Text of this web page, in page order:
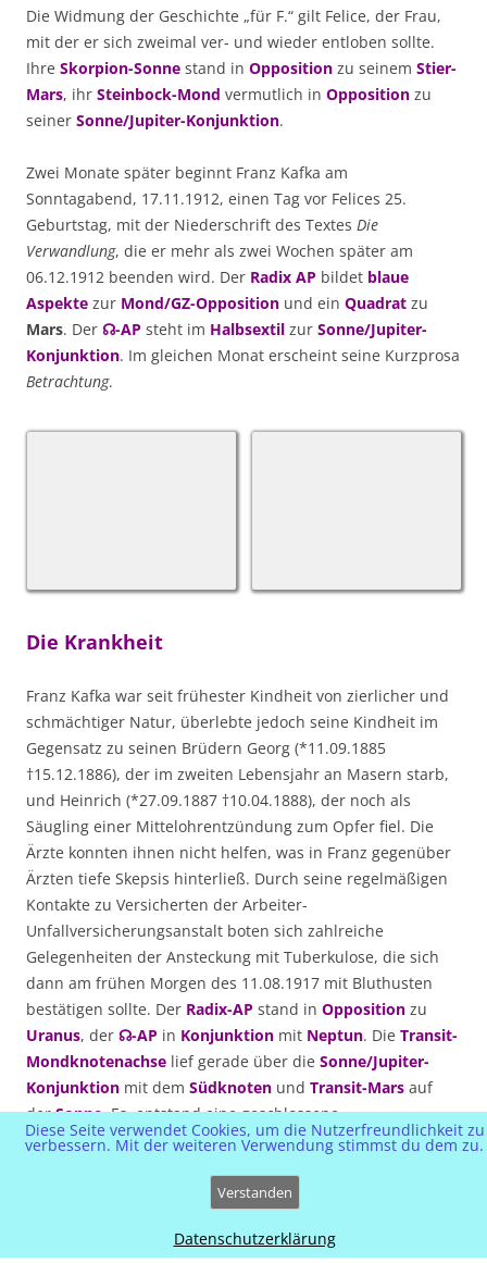
Die Widmung der Geschichte „für F.“ gilt Felice, der Frau,
mit der er sich zweimal ver- und wieder entloben sollte.
Ihre Skorpion-Sonne stand in Opposition zu seinem Stier-
Mars, ihr Steinbock-Mond vermutlich in Opposition zu
seiner Sonne/Jupiter-Konjunktion.
Zwei Monate später beginnt Franz Kafka am
Sonntagabend, 17.11.1912, einen Tag vor Felices 25.
Geburtstag, mit der Niederschrift des Textes Die
Verwandlung, die er mehr als zwei Wochen später am
06.12.1912 beenden wird. Der Radix AP bildet blaue
Aspekte zur Mond/GZ-Opposition und ein Quadrat zu
Mars. Der ☊-AP steht im Halbsextil zur Sonne/Jupiter-
Konjunktion. Im gleichen Monat erscheint seine Kurzprosa
Betrachtung.
Die Krankheit
Franz Kafka war seit frühester Kindheit von zierlicher und
schmächtiger Natur, überlebte jedoch seine Kindheit im
Gegensatz zu seinen Brüdern Georg (*11.09.1885
†15.12.1886), der im zweiten Lebensjahr an Masern starb,
und Heinrich (*27.09.1887 †10.04.1888), der noch als
Säugling einer Mittelohrentzündung zum Opfer fiel. Die
Ärzte konnten ihnen nicht helfen, was in Franz gegenüber
Ärzten tiefe Skepsis hinterließ. Durch seine regelmäßigen
Kontakte zu Versicherten der Arbeiter-
Unfallversicherungsanstalt boten sich zahlreiche
Gelegenheiten der Ansteckung mit Tuberkulose, die sich
dann am frühen Morgen des 11.08.1917 mit Bluthusten
bestätigen sollte. Der Radix-AP stand in Opposition zu
Uranus, der ☊-AP in Konjunktion mit Neptun. Die Transit-
Mondknotenachse lief gerade über die Sonne/Jupiter-
Konjunktion mit dem Südknoten und Transit-Mars auf
derSonne. Es entstand eine geschlossene
Briefumschlagfigur, die dem geistigen Entwicklungsthema
für den 34. Geburtstag mit dem
. Der vorgeschobeneSolar-ACerreichte am 11.
Diese Seite verwendet Cookies, um die Nutzerfreundlichkeit zu
verbessern. Mit der weiteren Verwendung stimmst du dem zu.
Verstanden
Datenschutzerklärung